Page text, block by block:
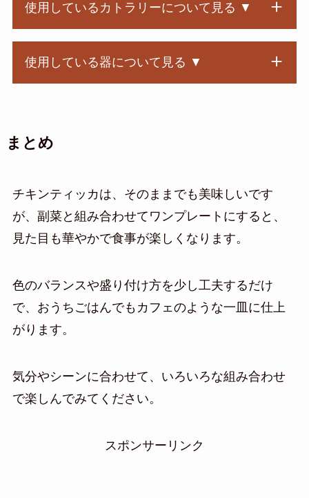
使用しているカトラリーについて見る ▼
使用している器について見る ▼
まとめ
チキンティッカは、そのままでも美味しいです
が、副菜と組み合わせてワンプレートにすると、
見た目も華やかで食事が楽しくなります。
色のバランスや盛り付け方を少し工夫するだけ
で、おうちごはんでもカフェのような一皿に仕上
がります。
気分やシーンに合わせて、いろいろな組み合わせ
で楽しんでみてください。
スポンサーリンク